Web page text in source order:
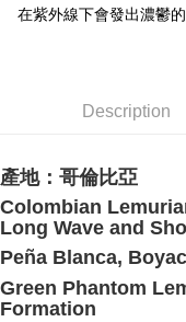
在紫外線下會發出濃鬱的
Description
產地：哥倫比亞
Colombian
Long Wave and
Peña Blanca,
Green Phantom
Formation